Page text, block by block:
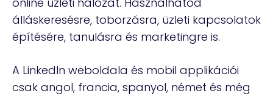
álláskeresésre, toborzásra, üzleti kapcsolatok
építésére, tanulásra és marketingre is.
A LinkedIn weboldala és mobil applikációi
csak angol, francia, spanyol, német és még